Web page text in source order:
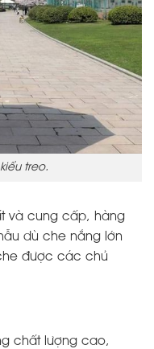
treo.
và cung cấp, hàng
dù che nắng lớn
được các chủ
chất lượng cao,